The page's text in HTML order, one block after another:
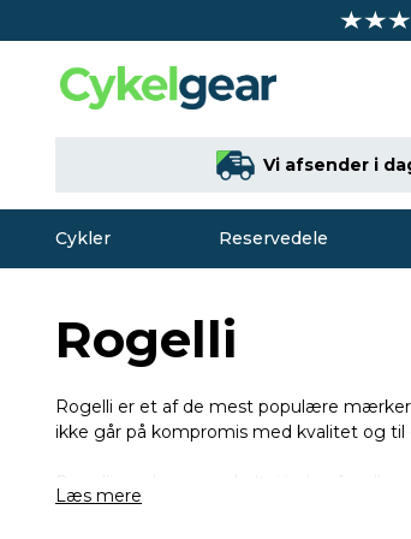
Vi afsender i
Cykler Reservedele
Rogelli
Rogelli er et af de mest populære
ikke går på kompromis med kvalitet og
Rogelli producerer cykeltøj inden for
meget store størrelser af mange af
Læs mere